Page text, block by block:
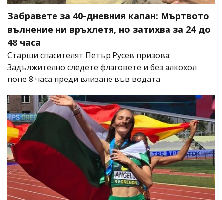
Забравете за 40-дневния капан: Мъртвото
вълнение ни връхлетя, но затихва за 24 до
48 часа
Старши спасителят Петър Русев призова:
Задължително следете флаговете и без алкохол
поне 8 часа преди влизане във водата